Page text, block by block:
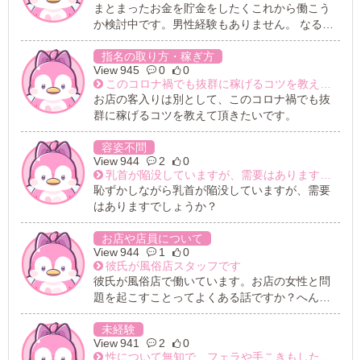
まとまったお金を貯金をしたくこれから働こう
か検討中です。男性経験もありません。 なるべ
く体に負担少なくでもお金は稼ぎたいんです。
お勧めの業種があれば教えて頂きたいです。
指名の取り方・稼ぎ方
945
0
0
このコロナ禍でも抜群に稼げるコツを教えて頂きたいです。
お店の客入りは別として、このコロナ禍でも抜
群に稼げるコツを教えて頂きたいです。
容姿不問
944
2
0
乳首が陥没していますが、需要はありますでしょうか？
恥ずかしながら乳首が陥没していますが、需要
はありますでしょうか？
お店や店員について
944
1
0
彼氏が風俗店スタッフです
彼氏が風俗店で働いています。お店の女性と問
題を起こすことってよくある話ですか？へんな
質問すみません
未経験
941
2
0
性について無知で、フェラや手こきもしたことありませんが働けますか？